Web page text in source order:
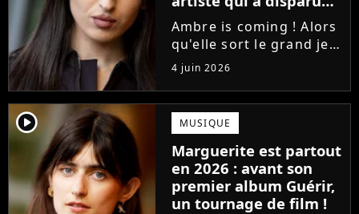
des radars, "c'est un
génie"
Ambre is coming ! Alors
qu'elle sort le grand jeu
cette semaine en
publiant son premier
single J'me demande, la
gagnante de la Star
Academy affiche
clairement ses
ambitions. Son rêve...
4 juin 2026
player2 MUSIQUE
Marguerite est partout
en 2026 : avant son
premier album Guérir,
un tournage de film !